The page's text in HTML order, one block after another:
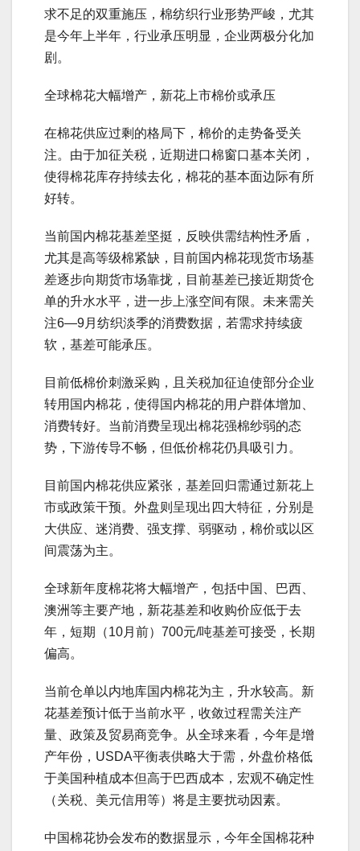
求不足的双重施压，棉纺织行业形势严峻，尤其
是今年上半年，行业承压明显，企业两极分化加
剧。
全球棉花大幅增产，新花上市棉价或承压
在棉花供应过剩的格局下，棉价的走势备受关
注。由于加征关税，近期进口棉窗口基本关闭，
使得棉花库存持续去化，棉花的基本面边际有所
好转。
当前国内棉花基差坚挺，反映供需结构性矛盾，
尤其是高等级棉紧缺，目前国内棉花现货市场基
差逐步向期货市场靠拢，目前基差已接近期货仓
单的升水水平，进一步上涨空间有限。未来需关
注6—9月纺织淡季的消费数据，若需求持续疲
软，基差可能承压。
目前低棉价刺激采购，且关税加征迫使部分企业
转用国内棉花，使得国内棉花的用户群体增加、
消费转好。当前消费呈现出棉花强棉纱弱的态
势，下游传导不畅，但低价棉花仍具吸引力。
目前国内棉花供应紧张，基差回归需通过新花上
市或政策干预。外盘则呈现出四大特征，分别是
大供应、迷消费、强支撑、弱驱动，棉价或以区
间震荡为主。
全球新年度棉花将大幅增产，包括中国、巴西、
澳洲等主要产地，新花基差和收购价应低于去
年，短期（10月前）700元/吨基差可接受，长期
偏高。
当前仓单以内地库国内棉花为主，升水较高。新
花基差预计低于当前水平，收敛过程需关注产
量、政策及贸易商竞争。从全球来看，今年是增
产年份，USDA平衡表供略大于需，外盘价格低
于美国种植成本但高于巴西成本，宏观不确定性
（关税、美元信用等）将是主要扰动因素。
中国棉花协会发布的数据显示，今年全国棉花种